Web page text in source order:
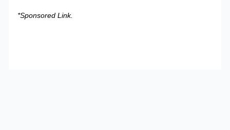
*Sponsored Link.